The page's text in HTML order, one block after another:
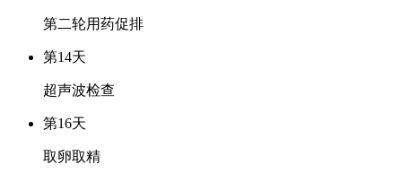
第二轮用药促排
第14天
超声波检查
第16天
取卵取精